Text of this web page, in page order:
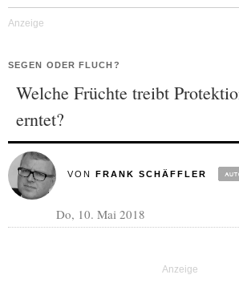
SEGEN ODER FLUCH?
Welche Früchte treibt
erntet?
VON FRANK SCHÄFFLER
Do, 10. Mai 2018